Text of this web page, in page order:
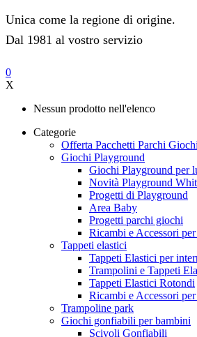
Unica come la regione di origine.
Dal 1981 al vostro servizio
0
X
Nessun prodotto nell'elenco
Categorie
Offerta Pacchetti Parchi
Giochi Playground
Giochi Playground per
Novità Playground
Progetti di Playground
Area Baby
Progetti parchi giochi
Ricambi e Accessori
Tappeti elastici
Tappeti Elastici per
Trampolini e Tappeti
Tappeti Elastici Rotondi
Ricambi e Accessori
Trampoline park
Giochi gonfiabili per bambini
Scivoli Gonfiabili